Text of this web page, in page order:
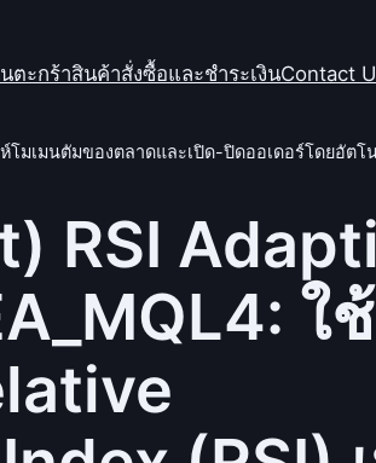
ตะกร้าสินค้าสั่งซื้อและชำระเงินContact
โมเมนตัมของตลาดและเปิด-ปิดออเดอร์โดยอัตโ
RSI
ใช้